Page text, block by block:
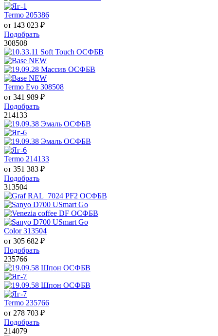
Termo 205386
от 143 023 ₽
Подобрать
308508
Termo Evo 308508
от 341 989 ₽
Подобрать
214133
Termo 214133
от 351 383 ₽
Подобрать
313504
Color 313504
от 305 682 ₽
Подобрать
235766
Termo 235766
от 278 703 ₽
Подобрать
214079